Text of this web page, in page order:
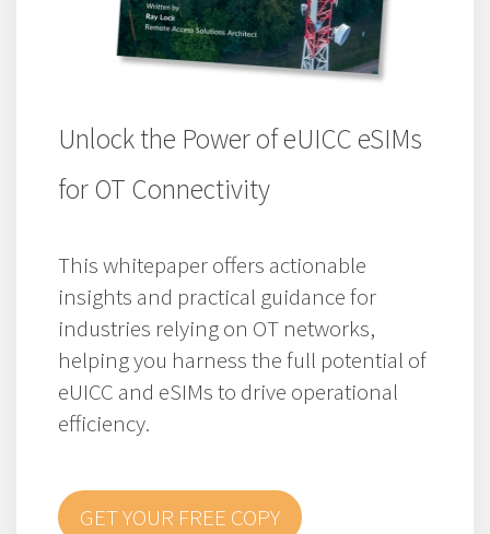
Unlock the Power of eUICC eSIMs
for OT Connectivity
This whitepaper offers actionable
insights and practical guidance for
industries relying on OT networks,
helping you harness the full potential of
eUICC and eSIMs to drive operational
efficiency.
GET YOUR FREE COPY